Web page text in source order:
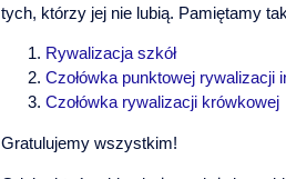
tych, którzy jej nie lubią. Pamiętamy
Rywalizacja szkół
Czołówka punktowej rywalizacji
Czołówka rywalizacji krówkowej
Gratulujemy wszystkim!